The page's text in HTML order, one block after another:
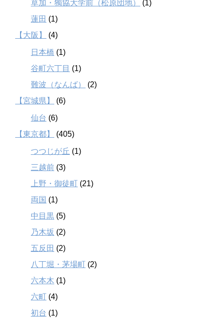
草加・獨協大学前（松原団地）
(1)
蓮田 (1)
【大阪】
(4)
日本橋 (1)
谷町六丁目 (1)
難波（なんば）
(2)
【宮城県】
(6)
仙台 (6)
【東京都】
(405)
つつじが丘 (1)
三越前 (3)
上野・御徒町 (21)
両国 (1)
中目黒 (5)
乃木坂 (2)
五反田 (2)
八丁堀・茅場町 (2)
六本木 (1)
六町 (4)
初台 (1)